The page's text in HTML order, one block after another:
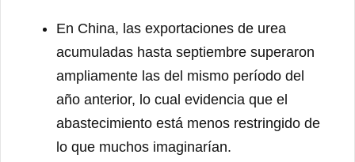
En China, las exportaciones de urea
acumuladas hasta septiembre superaron
ampliamente las del mismo período del
año anterior, lo cual evidencia que el
abastecimiento está menos restringido de
lo que muchos imaginarían.